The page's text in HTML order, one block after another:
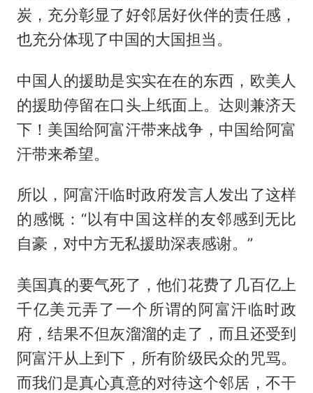
炭，充分彰显了好邻居好伙伴的责任感，
也充分体现了中国的大国担当。
中国人的援助是实实在在的东西，欧美人
的援助停留在口头上纸面上。达则兼济天
下！美国给阿富汗带来战争，中国给阿富
汗带来希望。
所以，阿富汗临时政府发言人发出了这样
的感慨：“以有中国这样的友邻感到无比
自豪，对中方无私援助深表感谢。”
美国真的要气死了，他们花费了几百亿上
千亿美元弄了一个所谓的阿富汗临时政
府，结果不但灰溜溜的走了，而且还受到
阿富汗从上到下，所有阶级民众的咒骂。
而我们是真心真意的对待这个邻居，不干